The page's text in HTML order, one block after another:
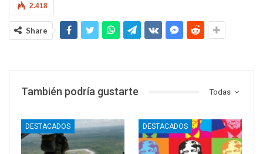
2.418
Share
Todas
También podría gustarte
DESTACADOS DESTACADOS